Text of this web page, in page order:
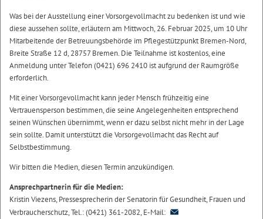
Was bei der Ausstellung einer Vorsorgevollmacht zu bedenken ist und wie
diese aussehen sollte, erläutern am Mittwoch, 26. Februar 2025, um 10 Uhr
Mitarbeitende der Betreuungsbehörde im Pflegestützpunkt Bremen-Nord,
Breite Straße 12 d, 28757 Bremen. Die Teilnahme ist kostenlos, eine
Anmeldung unter Telefon (0421) 696 2410 ist aufgrund der Raumgröße
erforderlich.
Mit einer Vorsorgevollmacht kann jeder Mensch frühzeitig eine
Vertrauensperson bestimmen, die seine Angelegenheiten entsprechend
seinen Wünschen übernimmt, wenn er dazu selbst nicht mehr in der Lage
sein sollte. Damit unterstützt die Vorsorgevollmacht das Recht auf
Selbstbestimmung.
Wir bitten die Medien, diesen Termin anzukündigen.
Ansprechpartnerin für die Medien:
Kristin Viezens, Pressesprecherin der Senatorin für Gesundheit, Frauen und
Verbraucherschutz, Tel.: (0421) 361-2082, E-Mail: